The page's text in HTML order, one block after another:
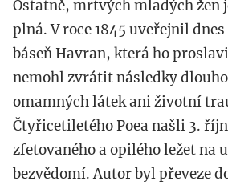
Ostatně, mrtvých mladých žen
plná. V roce 1845 uveřejnil
báseň Havran, která ho
nemohl zvrátit následky
omamných látek ani životní
Čtyřicetiletého Poea našli 3.
zfetovaného a opilého ležet na
bezvědomí. Autor byl převeze